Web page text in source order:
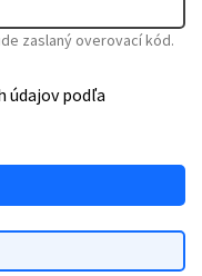
zaslaný overovací kód.
údajov podľa